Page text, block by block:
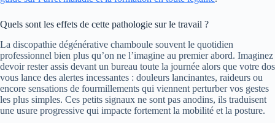
Quels sont les effets de cette pathologie sur le travail ?
La discopathie dégénérative chamboule souvent le quotidien
professionnel bien plus qu’on ne l’imagine au premier abord. Imaginez
devoir rester assis devant un bureau toute la journée alors que votre dos
vous lance des alertes incessantes : douleurs lancinantes, raideurs ou
encore sensations de fourmillements qui viennent perturber vos gestes
les plus simples. Ces petits signaux ne sont pas anodins, ils traduisent
une usure progressive qui impacte fortement la mobilité et la posture.